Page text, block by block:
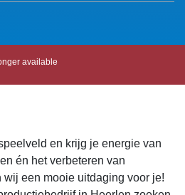
available
en krijg je energie van
én het verbeteren van
een mooie uitdaging voor je!